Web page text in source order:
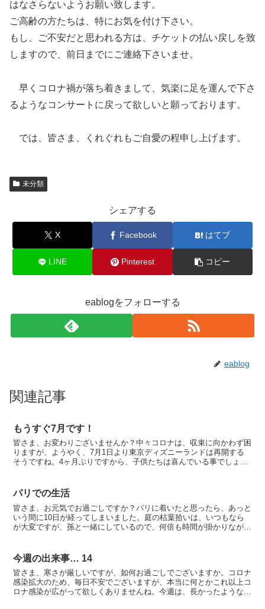
はなさらないようお願い致します。
ご高齢の方たちは、特にお気を付け下さい。
もし、ご不安だと思われる方は、チケットの払い戻しを致
しますので、前日までにご連絡下さいませ。
早くコロナ禍が落ち着きまして、気楽に足を運んで下さ
るようなコンサートに戻って欲しいと願っております。
では、皆さま、くれぐれもご自愛の程申し上げます。
未分類
シェアする
X Facebook はてブ
LINE Pinterest コピー
eablogをフォローする
eablog
関連記事
もうすぐ7月です！
皆さま、お変わりございませんか？中々コロナは、収束に向かわず困
りますが、ようやく、7月1日より東京ディズニーランドは再開する
そうですね。4ヶ月ぶりですから、子供たちは喜んでいる事でしょ
パリでの生活
皆さま、お元気でお過ごしですか？パリに着いたと思ったら、あっと
いう間に10日が経ってしまいました。庭の枯葉拾いは、いつもなら
が大変ですが、孫と一緒にしているので、何倍も時間が掛かりながら
今週の出来事… 14
皆さま、寒さが厳しいですが、如何お過ごしでございますか。コロナ
感染拡大のため、毎日不安でございますが、本当に何とかこれ以上コ
ロナ感染が広がって欲しくありませんね。今週は、長かったような短